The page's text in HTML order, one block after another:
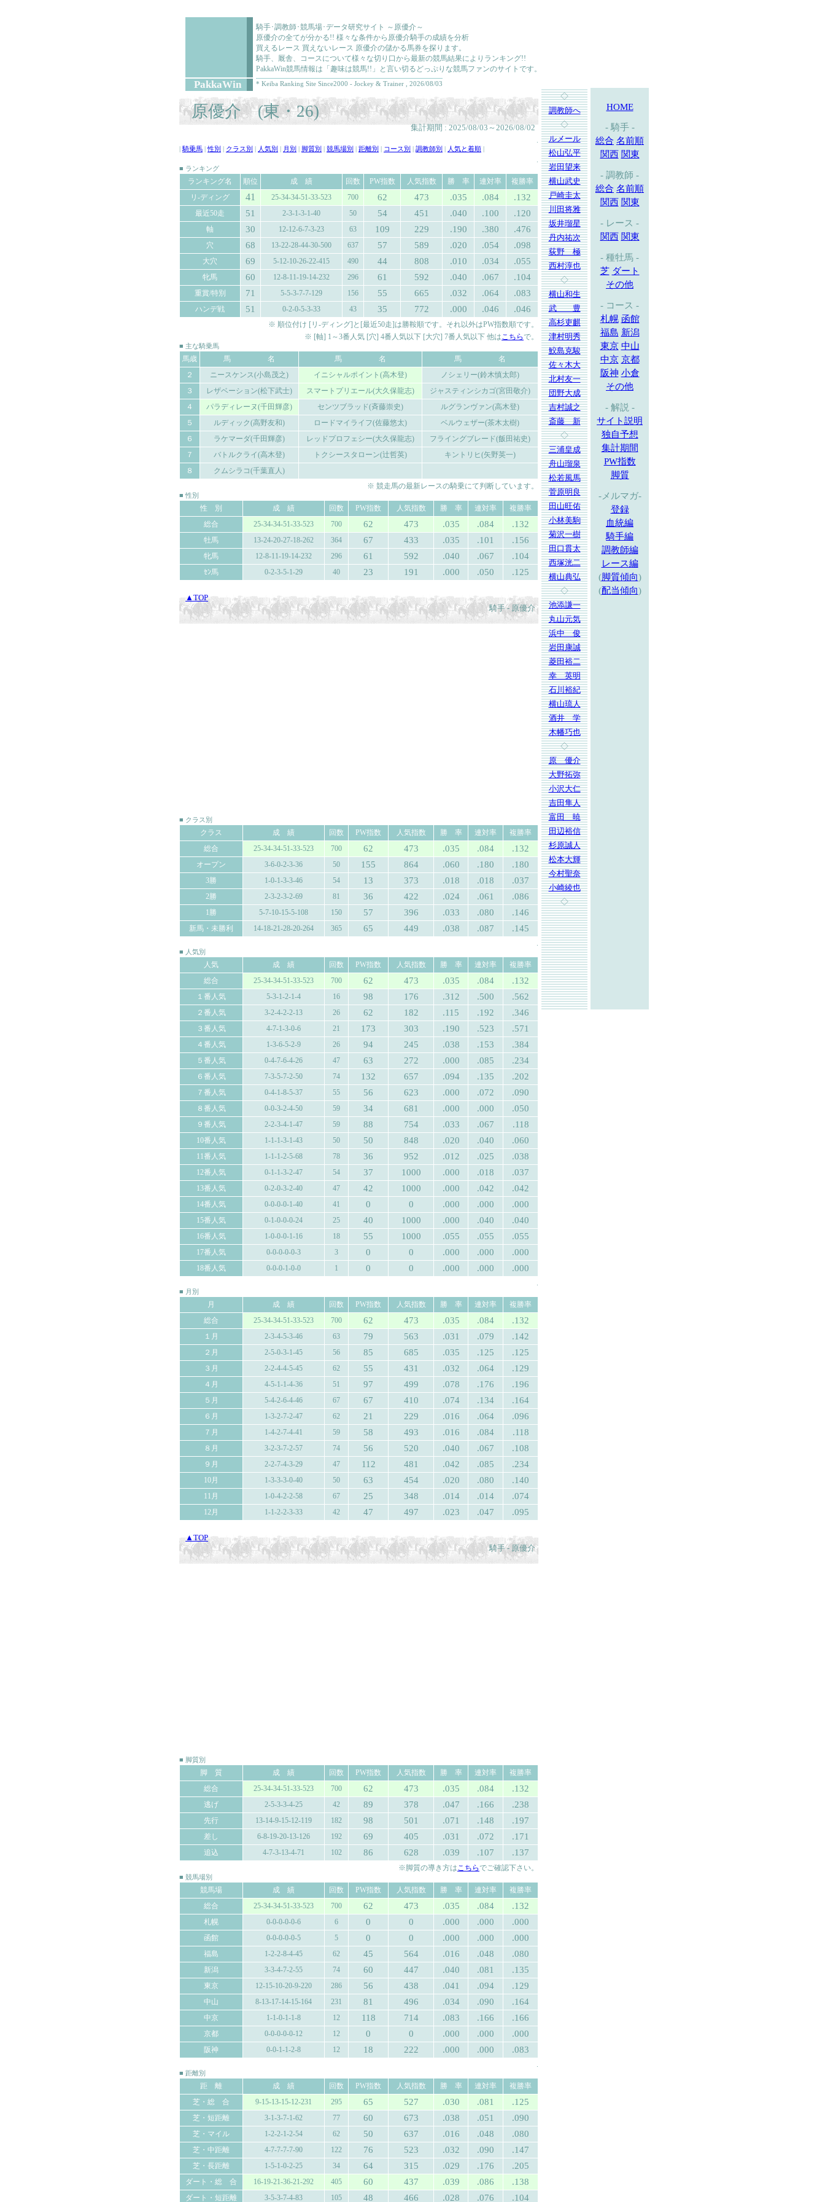
騎手･調教師･競馬場･データ研究サイト ～原優介～
原優介の全てが分かる!! 様々な条件から原優介騎手の成績を分析
買えるレース 買えないレース 原優介の儲かる馬券を探ります。
騎手、厩舎、コースについて様々な切り口から最新の競馬結果によりランキング!!
PakkaWin競馬情報は「趣味は競馬!!」と言い切るどっぷりな競馬ファンのサイトです。
PakkaWin * Keiba Ranking Site Since2000 - Jockey & Trainer , 2026/08/03
原優介 (東・26)
集計期間 : 2025/08/03～2026/08/02
.
騎乗馬 |性別 クラス別 人気別 月別 脚質別 競馬場別 距離別 コース別 調教師別 人気と着順
.
■ ランキング
ランキング名 順位 成 績 回数 PW指数 人気指数 勝 率 連対率
複勝率
リ-ディング
41 25-34-34-51-33-523 700 62 473 .035 .084 .132
最近50走 51 2-3-1-3-1-40 50 54 451 .040 .100 .120
軸 30 12-12-6-7-3-23 63 109 229 .190 .380 .476
穴 68 13-22-28-44-30-500 637 57 589 .020 .054 .098
大穴 69 5-12-10-26-22-415 490 44 808 .010 .034 .055
牝馬 60 12-8-11-19-14-232 296 61 592 .040 .067 .104
重賞/特別 71 5-5-3-7-7-129 156 55 665 .032 .064 .083
ハンデ戦 51 0-2-0-5-3-33 43 35 772 .000 .046 .046
※ 順位付け [リ-ディング]と[最近50走]は勝鞍順です。それ以外はPW指数順です。
※ [軸] 1～3番人気 [穴] 4番人気以下 [大穴] 7番人気以下 他はこちらで。
■ 主な騎乗馬
馬歳 馬 名 馬 名
馬 名
２
ニースケンス(小島茂之) イニシャルポイント(高木登)
ノシェリー(鈴木慎太郎)
３
レザベーション(松下武士) スマートプリエール(大久保龍志)
ジャスティンシカゴ(宮田敬介)
４
パラディレーヌ(千田輝彦) センツブラッド(斉藤崇史)
ルグランヴァン(高木登)
５
ルディック(高野友和) ロードマイライフ(佐藤悠太)
ベルウェザー(茶木太樹)
６
ラケマーダ(千田輝彦) レッドプロフェシー(大久保龍志)
フライングブレード(飯田祐史)
７
バトルクライ(高木登) トクシースタローン(辻哲英)
キントリヒ(矢野英一)
８
クムシラコ(千葉直人)
※ 競走馬の最新レースの騎乗にて判断しています。
■ 性別
性 別 成 績 回数 PW指数 人気指数 勝 率 連対率
複勝率
総合
25-34-34-51-33-523 700 62 473 .035 .084 .132
牡馬 13-24-20-27-18-262 364 67 433 .035 .101 .156
牝馬 12-8-11-19-14-232 296 61 592 .040 .067 .104
ｾﾝ馬 0-2-3-5-1-29 40 23 191 .000 .050 .125
▲TOP
騎手 - 原優介
■ クラス別
クラス 成 績 回数 PW指数 人気指数 勝 率 連対率
複勝率
総合
25-34-34-51-33-523 700 62 473 .035 .084 .132
オープン 3-6-0-2-3-36 50 155 864 .060 .180 .180
3勝 1-0-1-3-3-46 54 13 373 .018 .018 .037
2勝 2-3-2-3-2-69 81 36 422 .024 .061 .086
1勝 5-7-10-15-5-108 150 57 396 .033 .080 .146
新馬・未勝利 14-18-21-28-20-264 365 65 449 .038 .087 .145
.
■ 人気別
人気 成 績 回数 PW指数 人気指数 勝 率 連対率
複勝率
総合
25-34-34-51-33-523 700 62 473 .035 .084 .132
１番人気 5-3-1-2-1-4 16 98 176 .312 .500 .562
２番人気 3-2-4-2-2-13 26 62 182 .115 .192 .346
３番人気 4-7-1-3-0-6 21 173 303 .190 .523 .571
４番人気 1-3-6-5-2-9 26 94 245 .038 .153 .384
５番人気 0-4-7-6-4-26 47 63 272 .000 .085 .234
６番人気 7-3-5-7-2-50 74 132 657 .094 .135 .202
７番人気 0-4-1-8-5-37 55 56 623 .000 .072 .090
８番人気 0-0-3-2-4-50 59 34 681 .000 .000 .050
９番人気 2-2-3-4-1-47 59 88 754 .033 .067 .118
10番人気 1-1-1-3-1-43 50 50 848 .020 .040 .060
11番人気 1-1-1-2-5-68 78 36 952 .012 .025 .038
12番人気 0-1-1-3-2-47 54 37 1000 .000 .018 .037
13番人気 0-2-0-3-2-40 47 42 1000 .000 .042 .042
14番人気 0-0-0-0-1-40 41 0 0 .000 .000 .000
15番人気 0-1-0-0-0-24 25 40 1000 .000 .040 .040
16番人気 1-0-0-0-1-16 18 55 1000 .055 .055 .055
17番人気 0-0-0-0-0-3 3 0 0 .000 .000 .000
18番人気 0-0-0-1-0-0 1 0 0 .000 .000 .000
.
■ 月別
月 成 績 回数 PW指数 人気指数 勝 率 連対率
複勝率
総合
25-34-34-51-33-523 700 62 473 .035 .084 .132
１月 2-3-4-5-3-46 63 79 563 .031 .079 .142
２月 2-5-0-3-1-45 56 85 685 .035 .125 .125
３月 2-2-4-4-5-45 62 55 431 .032 .064 .129
４月 4-5-1-1-4-36 51 97 499 .078 .176 .196
５月 5-4-2-6-4-46 67 67 410 .074 .134 .164
６月 1-3-2-7-2-47 62 21 229 .016 .064 .096
７月 1-4-2-7-4-41 59 58 493 .016 .084 .118
８月 3-2-3-7-2-57 74 56 520 .040 .067 .108
９月 2-2-7-4-3-29 47 112 481 .042 .085 .234
10月 1-3-3-3-0-40 50 63 454 .020 .080 .140
11月 1-0-4-2-2-58 67 25 348 .014 .014 .074
12月 1-1-2-2-3-33 42 47 497 .023 .047 .095
▲TOP
騎手 - 原優介
■ 脚質別
脚 質 成 績 回数 PW指数 人気指数 勝 率 連対率
複勝率
総合
25-34-34-51-33-523 700 62 473 .035 .084 .132
逃げ 2-5-3-3-4-25 42 89 378 .047 .166 .238
先行 13-14-9-15-12-119 182 98 501 .071 .148 .197
差し 6-8-19-20-13-126 192 69 405 .031 .072 .171
追込 4-7-3-13-4-71 102 86 628 .039 .107 .137
※脚質の導き方はこちらでご確認下さい。
■ 競馬場別
競馬場 成 績 回数 PW指数 人気指数 勝 率 連対率
複勝率
総合
25-34-34-51-33-523 700 62 473 .035 .084 .132
札幌 0-0-0-0-0-6 6 0 0 .000 .000 .000
函館 0-0-0-0-0-5 5 0 0 .000 .000 .000
福島 1-2-2-8-4-45 62 45 564 .016 .048 .080
新潟 3-3-4-7-2-55 74 60 447 .040 .081 .135
東京 12-15-10-20-9-220 286 56 438 .041 .094 .129
中山 8-13-17-14-15-164 231 81 496 .034 .090 .164
中京 1-1-0-1-1-8 12 118 714 .083 .166 .166
京都 0-0-0-0-0-12 12 0 0 .000 .000 .000
阪神 0-0-1-1-2-8 12 18 222 .000 .000 .083
.
■ 距離別
距 離 成 績 回数 PW指数 人気指数 勝 率 連対率
複勝率
芝・総 合
9-15-13-15-12-231 295 65 527 .030 .081 .125
芝・短距離 3-1-3-7-1-62 77 60 673 .038 .051 .090
芝・マイル 1-2-2-1-2-54 62 50 637 .016 .048 .080
芝・中距離 4-7-7-7-7-90 122 76 523 .032 .090 .147
芝・長距離 1-5-1-0-2-25 34 64 315 .029 .176 .205
ダート・総 合 16-19-21-36-21-292 405 60 437 .039 .086 .138
ダート・短距離 3-5-3-7-4-83 105 48 466 .028 .076 .104
◇
調教師へ
◇
ルメール
松山弘平
岩田望来
横山武史
戸崎圭太
川田将雅
坂井瑠星
丹内祐次
荻野 極
西村淳也
◇
横山和生
武 豊
高杉吏麒
津村明秀
鮫島克駿
佐々木大
北村友一
団野大成
吉村誠之
斎藤 新
◇
三浦皇成
舟山瑠泉
松若風馬
菅原明良
田山旺佑
小林美駒
菊沢一樹
田口貫太
西塚洸二
横山典弘
◇
池添謙一
丸山元気
浜中 俊
岩田康誠
菱田裕二
幸 英明
石川裕紀
横山琉人
酒井 学
木幡巧也
◇
原 優介
大野拓弥
小沢大仁
吉田隼人
富田 暁
田辺裕信
杉原誠人
松本大輝
今村聖奈
小崎綾也
◇
HOME
- 騎手 -
総合 名前順
関西 関東
- 調教師 -
総合 名前順
関西 関東
- レース -
関西 関東
- 種牡馬 -
芝 ダート
その他
- コース -
札幌 函館
福島 新潟
東京 中山
中京 京都
阪神 小倉
その他
- 解説 -
サイト説明
独自予想
集計期間
PW指数
脚質
-メルマガ-
登録
血統編
騎手編
調教師編
レース編
(脚質傾向)
(配当傾向)